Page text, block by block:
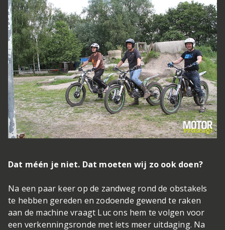
Dat méén je niet. Dat moeten wij zo ook doen?
Na een paar keer op de zandweg rond de obstakels
te hebben gereden en zodoende gewend te raken
aan de machine vraagt Luc ons hem te volgen voor
een verkenningsronde met iets meer uitdaging. Na